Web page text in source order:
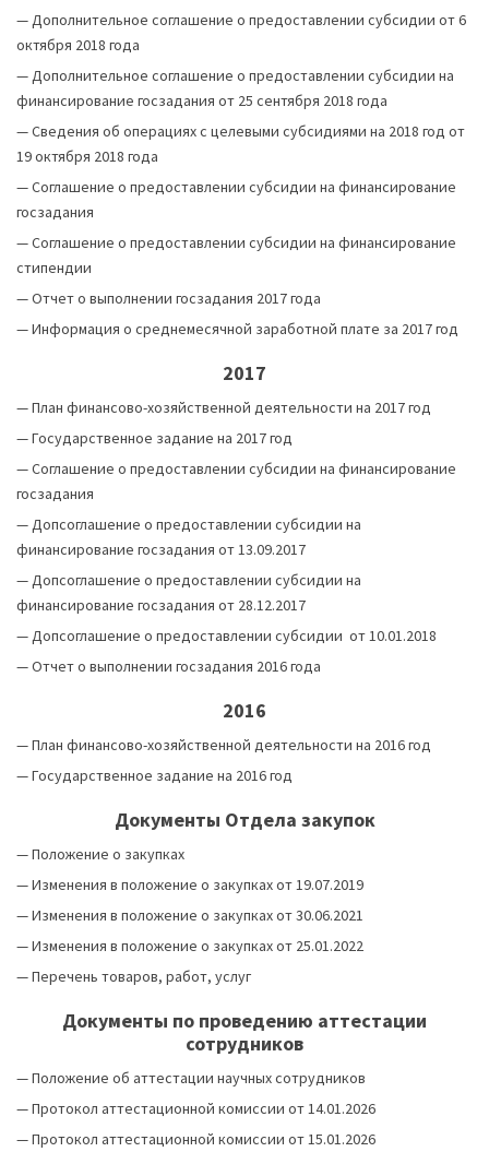
—Дополнительное соглашение о предоставлении субсидии от 6
октября 2018 года
—Дополнительное соглашение о предоставлении субсидии на
финансирование госзадания от 25 сентября 2018 года
—Сведения об операциях с целевыми субсидиями на 2018 год от
19 октября 2018 года
—Соглашение о предоставлении субсидии на финансирование
госзадания
—Соглашение о предоставлении субсидии на финансирование
стипендии
—Отчет о выполнении госзадания 2017 года
—Информация о среднемесячной заработной плате за 2017 год
2017
—План финансово-хозяйственной деятельности на 2017 год
—Государственное задание на 2017 год
—Соглашение о предоставлении субсидии на финансирование
госзадания
—Допсоглашение о предоставлении субсидии на
финансирование госзадания от 13.09.2017
—Допсоглашение о предоставлении субсидии на
финансирование госзадания от 28.12.2017
—Допсоглашение о предоставлении субсидии от 10.01.2018
—Отчет о выполнении госзадания 2016 года
2016
—План финансово-хозяйственной деятельности на 2016 год
—Государственное задание на 2016 год
Документы Отдела закупок
—Положение о закупках
—Изменения в положение о закупках от 19.07.2019
—Изменения в положение о закупках от 30.06.2021
—Изменения в положение о закупках от 25.01.2022
—Перечень товаров, работ, услуг
Документы по проведению аттестации
сотрудников
—Положение об аттестации научных сотрудников
— Протокол аттестационной комиссии от 14.01.2026
— Протокол аттестационной комиссии от 15.01.2026